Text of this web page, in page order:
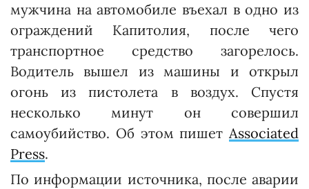
мужчина на автомобиле въехал в одно из
ограждений Капитолия, после чего
транспортное средство загорелось.
Водитель вышел из машины и открыл
огонь из пистолета в воздух. Спустя
несколько минут он совершил
самоубийство. Об этом пишет Associated
Press.
По информации источника, после аварии